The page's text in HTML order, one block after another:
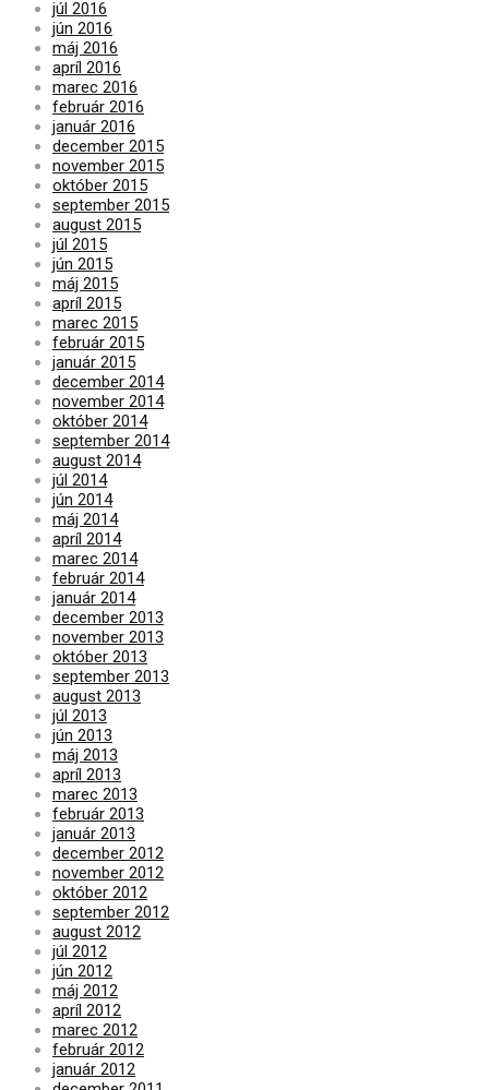
júl 2016
jún 2016
máj 2016
apríl 2016
marec 2016
február 2016
január 2016
december 2015
november 2015
október 2015
september 2015
august 2015
júl 2015
jún 2015
máj 2015
apríl 2015
marec 2015
február 2015
január 2015
december 2014
november 2014
október 2014
september 2014
august 2014
júl 2014
jún 2014
máj 2014
apríl 2014
marec 2014
február 2014
január 2014
december 2013
november 2013
október 2013
september 2013
august 2013
júl 2013
jún 2013
máj 2013
apríl 2013
marec 2013
február 2013
január 2013
december 2012
november 2012
október 2012
september 2012
august 2012
júl 2012
jún 2012
máj 2012
apríl 2012
marec 2012
február 2012
január 2012